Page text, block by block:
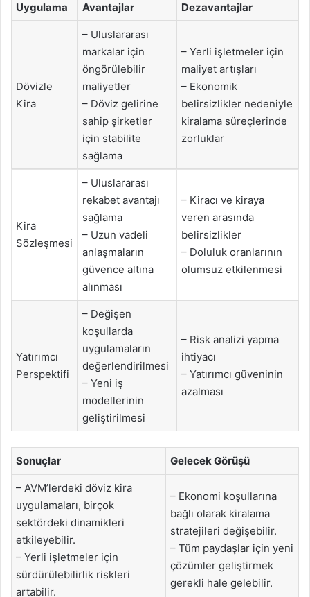
Uygulama Avantajlar Dezavantajlar
Dövizle
Kira
– Uluslararası
markalar için
öngörülebilir
maliyetler
– Döviz gelirine
sahip şirketler
için stabilite
sağlama
– Yerli işletmeler için
maliyet artışları
– Ekonomik
belirsizlikler nedeniyle
kiralama süreçlerinde
zorluklar
Kira
Sözleşmesi
– Uluslararası
rekabet avantajı
sağlama
– Uzun vadeli
anlaşmaların
güvence altına
alınması
– Kiracı ve kiraya
veren arasında
belirsizlikler
– Doluluk oranlarının
olumsuz etkilenmesi
Yatırımcı
Perspektifi
– Değişen
koşullarda
uygulamaların
değerlendirilmesi
– Yeni iş
modellerinin
geliştirilmesi
– Risk analizi yapma
ihtiyacı
– Yatırımcı güveninin
azalması
Sonuçlar Gelecek Görüşü
– AVM’lerdeki döviz kira
uygulamaları, birçok
sektördeki dinamikleri
etkileyebilir.
– Yerli işletmeler için
sürdürülebilirlik riskleri
artabilir.
– Ekonomi koşullarına
bağlı olarak kiralama
stratejileri değişebilir.
– Tüm paydaşlar için yeni
çözümler geliştirmek
gerekli hale gelebilir.